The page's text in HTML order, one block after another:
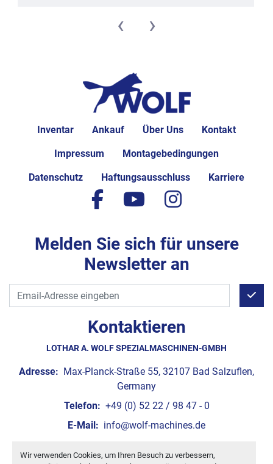
Wir verwenden Cookies, um Ihren Besuch zu verbessern,
‹ ›
Inventar Ankauf Über Uns Kontakt
Impressum Montagebedingungen
Datenschutz Haftungsausschluss Karriere
Kontaktieren
LOTHAR A. WOLF SPEZIALMASCHINEN-GMBH
Adresse: Max-Planck-Straße 55, 32107 Bad Salzuflen,
Germany
Telefon: +49 (0) 52 22 / 98 47 - 0
E-Mail: info@wolf-machines.de
Cookie-Einstellungen
facebook
youtubeinstagram
Melden Sie sich für unsere
Newsletter an